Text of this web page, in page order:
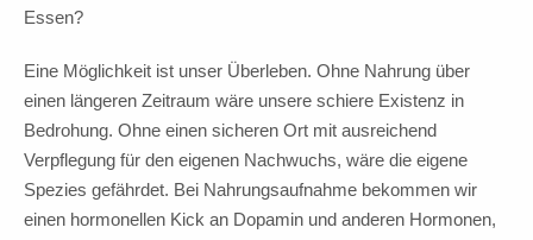
Essen?
Eine Möglichkeit ist unser Überleben. Ohne Nahrung über
einen längeren Zeitraum wäre unsere schiere Existenz in
Bedrohung. Ohne einen sicheren Ort mit ausreichend
Verpflegung für den eigenen Nachwuchs, wäre die eigene
Spezies gefährdet. Bei Nahrungsaufnahme bekommen wir
einen hormonellen Kick an Dopamin und anderen Hormonen,